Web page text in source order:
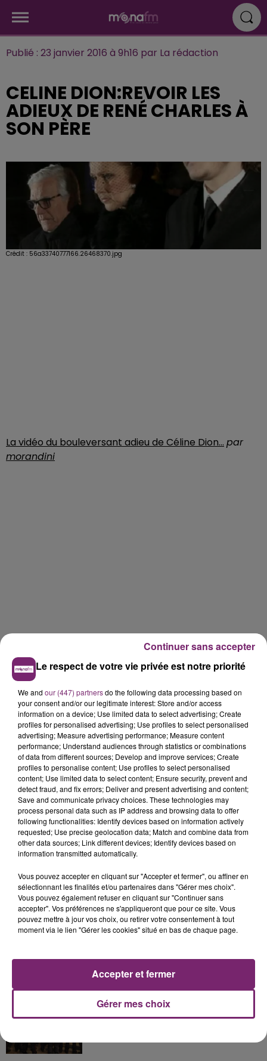
Publié : 23 janvier 2016 à 9h16 par La rédaction
CELINE DION:REVOIR LES
ADIEUX DE RENÉ CHARLES À
SON PÈRE
Crédit : 56a33740777166.26468370.jpg
La vidéo du bouleversant adieu de Céline Dion... par
morandini
La Bulle - Guinguette éphémère
de Frelinghien !
éclipse solaire du 12 Août 2026
158 pompiers de la région sont
partis hier soir pour la Gironde
Le respect de votre vie privée est notre priorité
We and our (447) partnersdo the following data processing based on
your consent and/or our legitimate interest: Store and/or access
information on a device; Use limited data to select advertising; Create
profiles for personalised advertising; Use profiles to select personalised
advertising; Measure advertising performance; Measure content
performance; Understand audiences through statistics or combinations
of data from different sources; Develop and improve services; Create
profiles to personalise content; Use profiles to select personalised
content; Use limited data to select content; Ensure security, prevent and
detect fraud, and fix errors; Deliver and present advertising and content;
Save and communicate privacy choices. These technologies may
process personal data such as IP address and browsing data to offer
following functionalities: Identify devices based on information actively
requested; Use precise geolocation data; Match and combine data from
other data sources; Link different devices; Identify devices based on
information transmitted automatically.
Vous pouvez accepter en cliquant sur "Accepter et fermer", ou affiner en
sélectionnant les finalités et/ou partenaires dans "Gérer mes choix".
Vous pouvez également refuser en cliquant sur "Continuer sans
accepter". Vos préférences ne s'appliqueront que pour ce site. Vous
pouvez mettre à jour vos choix, ou retirer votre consentement à tout
moment via le lien "Gérer les cookies" situé en bas de chaque page.
Gérer mes choix
Accepter et fermer
Continuer sans accepter